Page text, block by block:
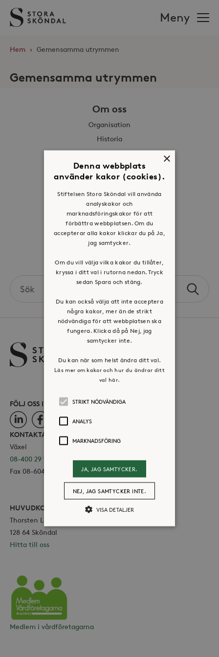
Stora
Sköndal
Meny
Hem › Gemensamma utrymmen
Gemensamma utrymmen
Om oss
Organisation
Historia
Riktlinje för personuppgifter
Tillgänglighetsredogörelse
Visselblåsartjänst
Jobba hos oss
Press & mediakontakt
the
Sök
FÖLJ OSS I SOCIALA MEDIER
LinkedInFacebookInstagram
KONTAKTA OSS
Växel
08-400 29 100
Fax 08-604 11 16
HUVUDKONTOR
Thorsten Levenstams väg 4A
128 64 Sköndal
Hitta till oss
Vårdföretagarna
Medlem i vårdföretagarna
×
Denna webbplats
använder kakor (cookies).
Stiftelsen Stora Sköndal vill använda
analyskakor och
marknadsföringskakor för att
förbättra webbplatsen. Om du
accepterar alla kakor klickar du på Ja,
jag samtycker.
Om du vill välja vilka kakor du tillåter,
kryssa i ditt val i rutorna nedan. Tryck
sedan Spara och stäng.
Du kan också välja att inte acceptera
några kakor, mer än de strikt
nödvändiga för att webbplatsen ska
fungera. Klicka då på Nej, jag
samtycker inte.
Du kan när som helst ändra ditt val.
Läs mer om kakor och hur du ändrar ditt
val här.
STRIKT NÖDVÄNDIGA
ANALYS
MARKNADSFÖRING
JA, JAG SAMTYCKER.
NEJ, JAG SAMTYCKER INTE.
VISA DETALJER
Strikt nödvändiga kakor tillåter
kärnwebbplatsfunktioner som
användarinloggning och
användas ordentligt utan strikt
nödvändiga cookies.